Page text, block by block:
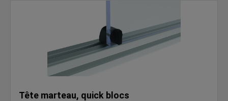
Tête marteau, quick blocs